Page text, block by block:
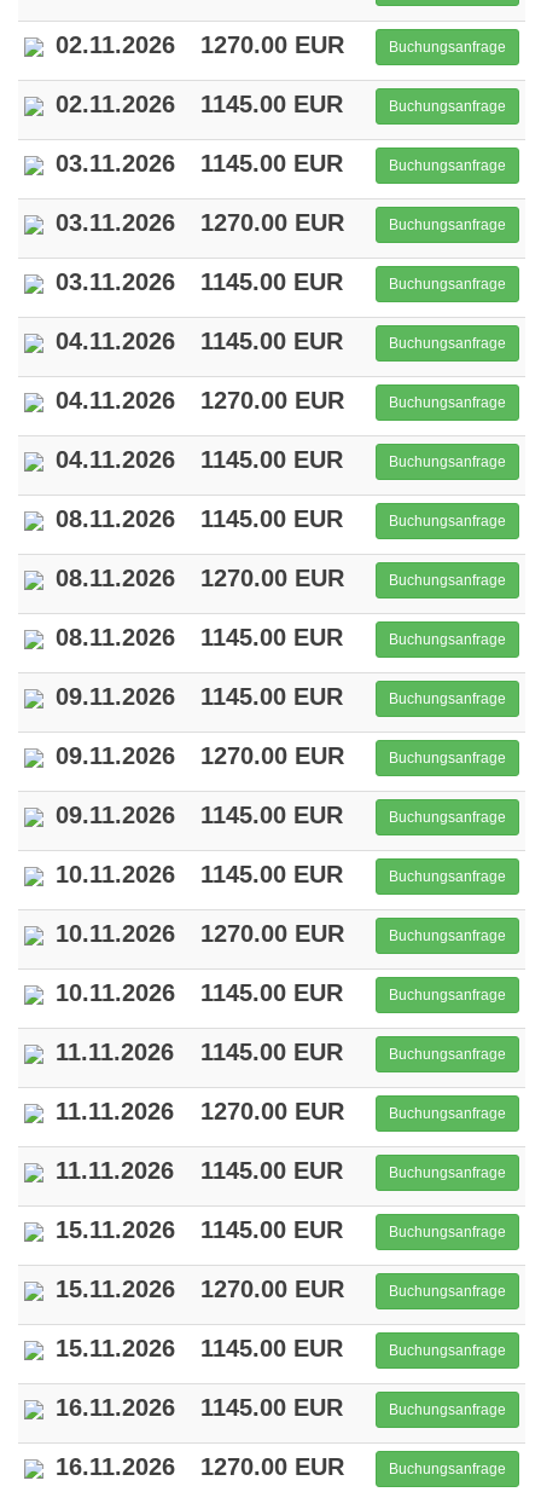
02.11.2026 1270.00 EUR Buchungsanfrage
02.11.2026 1145.00 EUR Buchungsanfrage
03.11.2026 1145.00 EUR Buchungsanfrage
03.11.2026 1270.00 EUR Buchungsanfrage
03.11.2026 1145.00 EUR Buchungsanfrage
04.11.2026 1145.00 EUR Buchungsanfrage
04.11.2026 1270.00 EUR Buchungsanfrage
04.11.2026 1145.00 EUR Buchungsanfrage
08.11.2026 1145.00 EUR Buchungsanfrage
08.11.2026 1270.00 EUR Buchungsanfrage
08.11.2026 1145.00 EUR Buchungsanfrage
09.11.2026 1145.00 EUR Buchungsanfrage
09.11.2026 1270.00 EUR Buchungsanfrage
09.11.2026 1145.00 EUR Buchungsanfrage
10.11.2026 1145.00 EUR Buchungsanfrage
10.11.2026 1270.00 EUR Buchungsanfrage
10.11.2026 1145.00 EUR Buchungsanfrage
11.11.2026 1145.00 EUR Buchungsanfrage
11.11.2026 1270.00 EUR Buchungsanfrage
11.11.2026 1145.00 EUR Buchungsanfrage
15.11.2026 1145.00 EUR Buchungsanfrage
15.11.2026 1270.00 EUR Buchungsanfrage
15.11.2026 1145.00 EUR Buchungsanfrage
16.11.2026 1145.00 EUR Buchungsanfrage
16.11.2026 1270.00 EUR Buchungsanfrage